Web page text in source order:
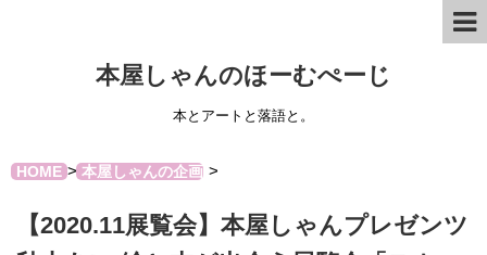
本屋しゃんのほーむぺーじ
本とアートと落語と。
HOME> 本屋しゃんの企画 >
【2020.11展覧会】本屋しゃんプレゼンツ